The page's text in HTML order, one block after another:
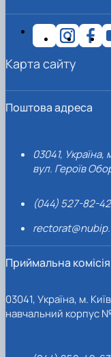
Поштова адреса
03041, Україна,
вул. Героїв
(044) 527-82-42
Приймальна комісія
03041, Україна, м.
навчальний корпус
Карта сайту